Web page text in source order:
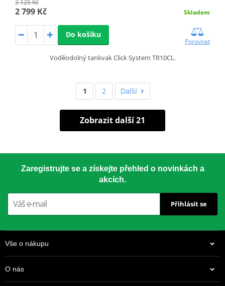
3 125 Kč
2 799 Kč Skladem
Do košíku
Porovnat
Voděodolný tankvak Click System TR10CL.
1 2 Další
Zobrazit další 21
Zaregistrujte se a získejte přehled o novinkách a
akcích.
Přihlásit se
Vše o nákupu
O nás